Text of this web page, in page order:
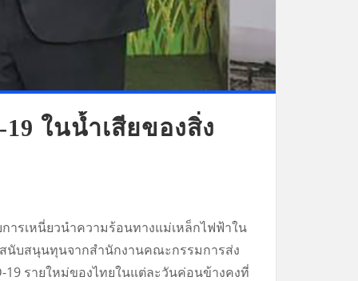
ในน้ำเสียของสิ่ง
ารเหนี่ยวนำความร้อนทางแม่เหล็กไฟฟ้าใน
สนับสนุนทุนจากสำนักงานคณะกรรมการส่ง
19 รายใหม่ของไทยในแต่ละวันค่อนข้างคงที่